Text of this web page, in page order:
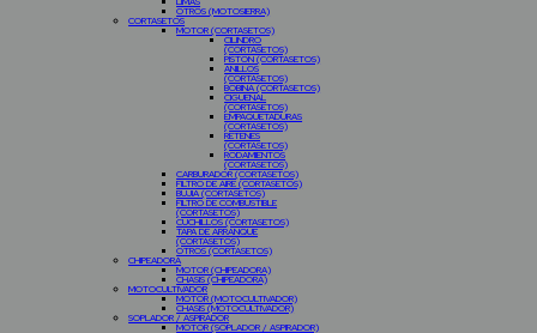
OTROS (MOTOSIERRA)
CORTASETOS
MOTOR (CORTASETOS)
CILINDRO
(CORTASETOS)
PISTON (CORTASETOS)
ANILLOS
(CORTASETOS)
BOBINA (CORTASETOS)
CIGUEÑAL
(CORTASETOS)
EMPAQUETADURAS
(CORTASETOS)
RETENES
(CORTASETOS)
RODAMIENTOS
(CORTASETOS)
CARBURADOR (CORTASETOS)
FILTRO DE AIRE (CORTASETOS)
BUJIA (CORTASETOS)
FILTRO DE COMBUSTIBLE
(CORTASETOS)
CUCHILLOS (CORTASETOS)
TAPA DE ARRANQUE
(CORTASETOS)
OTROS (CORTASETOS)
CHIPEADORA
MOTOR (CHIPEADORA)
CHASIS (CHIPEADORA)
MOTOCULTIVADOR
MOTOR (MOTOCULTIVADOR)
CHASIS (MOTOCULTIVADOR)
SOPLADOR / ASPIRADOR
MOTOR (SOPLADOR / ASPIRADOR)